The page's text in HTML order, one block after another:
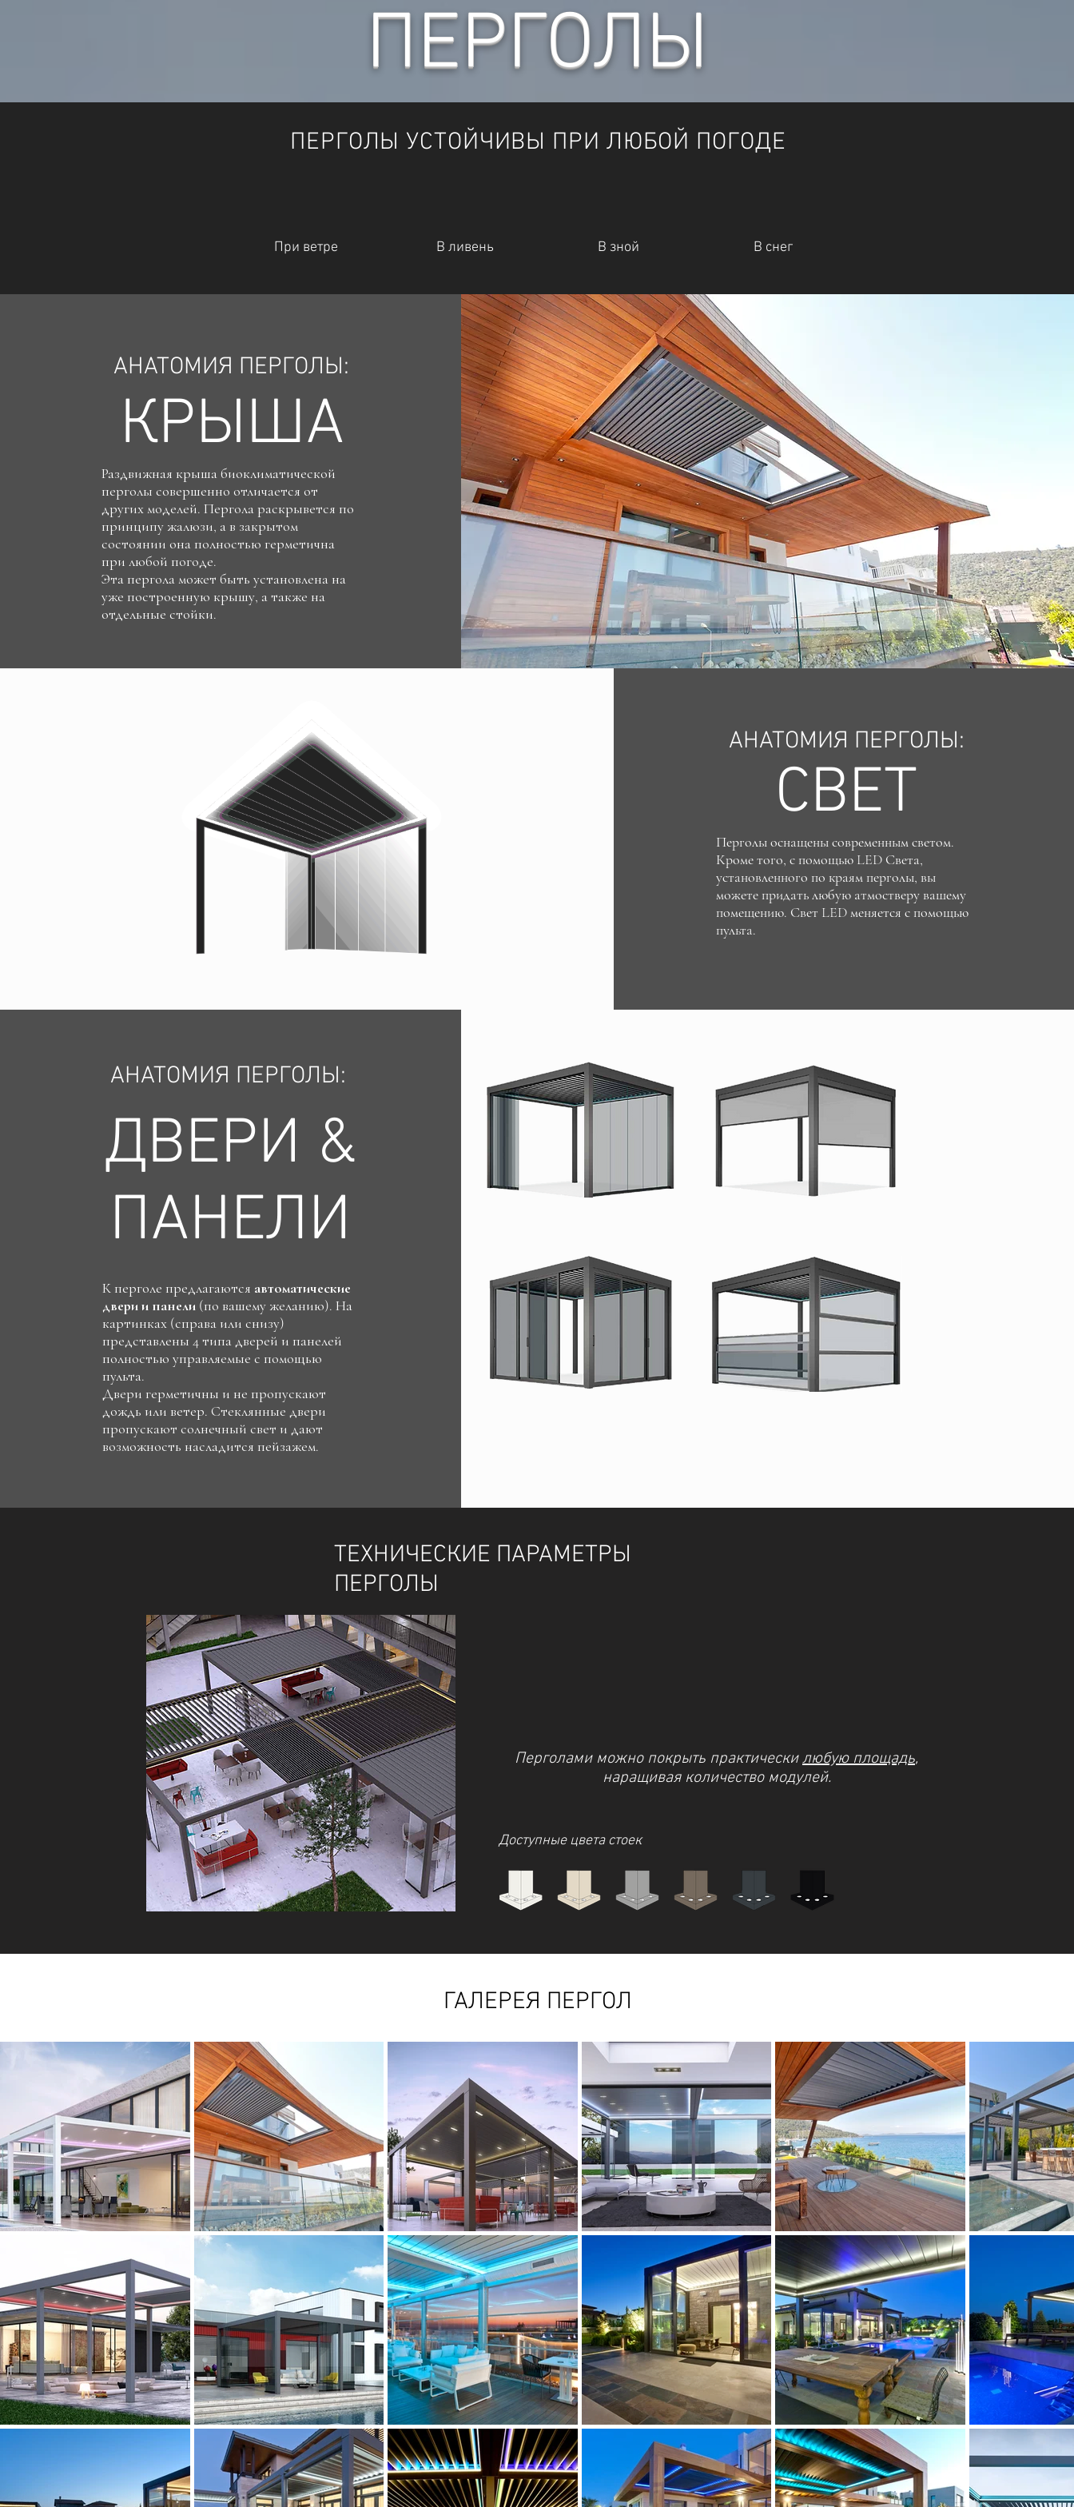
ПЕРГОЛЫ
ПЕРГОЛЫ УСТОЙЧИВЫ ПРИ ЛЮБОЙ ПОГОДЕ
При ветре В ливень В зной В снег
АНАТОМИЯ ПЕРГОЛЫ:
КРЫША
Раздвижная крыша биоклиматической
перголы совершенно отличается от
других моделей. Пергола раскрывется по
принципу жалюзи, а в закрытом
состоянии она полностью герметична
при любой погоде.
Эта пергола может быть установлена на
уже построенную крышу, а также на
отдельные стойки.
АНАТОМИЯ ПЕРГОЛЫ:
СВЕТ
Перголы оснащены современным светом.
Кроме того, с помощью LED Света,
установленного по краям перголы, вы
можете придать любую атмостверу вашему
помещению. Свет LED меняется с помощью
пульта.
АНАТОМИЯ ПЕРГОЛЫ:
ДВЕРИ &
ПАНЕЛИ
К перголе предлагаются автоматические
двери и панели (по вашему желанию). На
картинках (справа или снизу)
представлены 4 типа дверей и панелей
полностью управляемые с помощью
пульта.
Двери герметичны и не пропускают
дождь или ветер. Стеклянные двери
пропускают солнечный свет и дают
возможность насладится пейзажем.
ТЕХНИЧЕСКИЕ ПАРАМЕТРЫ
ПЕРГОЛЫ
Перголами можно покрыть практическилюбую площадь,
наращивая количество модулей.
Доступные цвета стоек
ГАЛЕРЕЯ ПЕРГОЛ